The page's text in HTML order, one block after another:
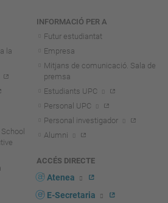
la
INFORMACIÓ PER A
Futur estudiantat
Empresa
Mitjans de comunicació. Sala de
premsa
Estudiants UPC
Personal UPC
Personal investigador
Alumni
ACCÉS DIRECTE
Atenea
E-Secretaria